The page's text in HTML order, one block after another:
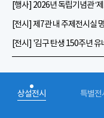
[행사] 2026년 독립기념관 ‘
상설전시 특별전